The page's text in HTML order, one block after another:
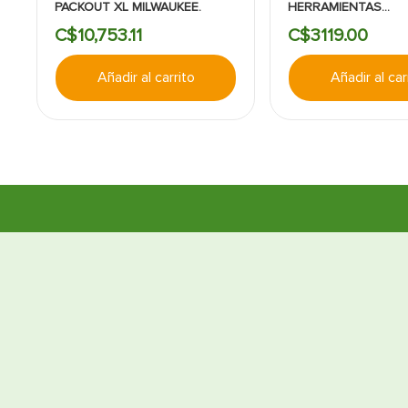
PACKOUT XL MILWAUKEE.
C$10,753.11
Añadir al carrito
HERRAMIENTAS
C$3119.00
Añadir al